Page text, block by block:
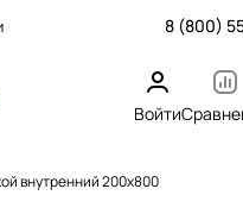
8 (800)
Войти
внутренний 200х800